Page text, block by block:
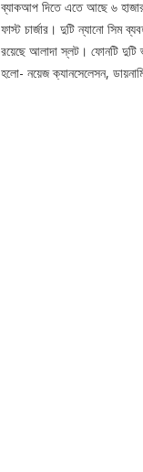
ব্যাকআপ দিতে এতে আছে ৬ হাজার
ফাস্ট চার্জার। দুটি ন্যানো সিম
রয়েছে আলাদা স্লট। ফোনটি দুটি
হলো- নয়েজ ক্যানসেলেসন,